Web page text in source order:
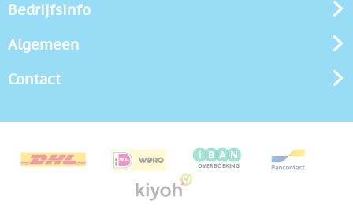
Bedrijfsinfo
Algemeen
Contact